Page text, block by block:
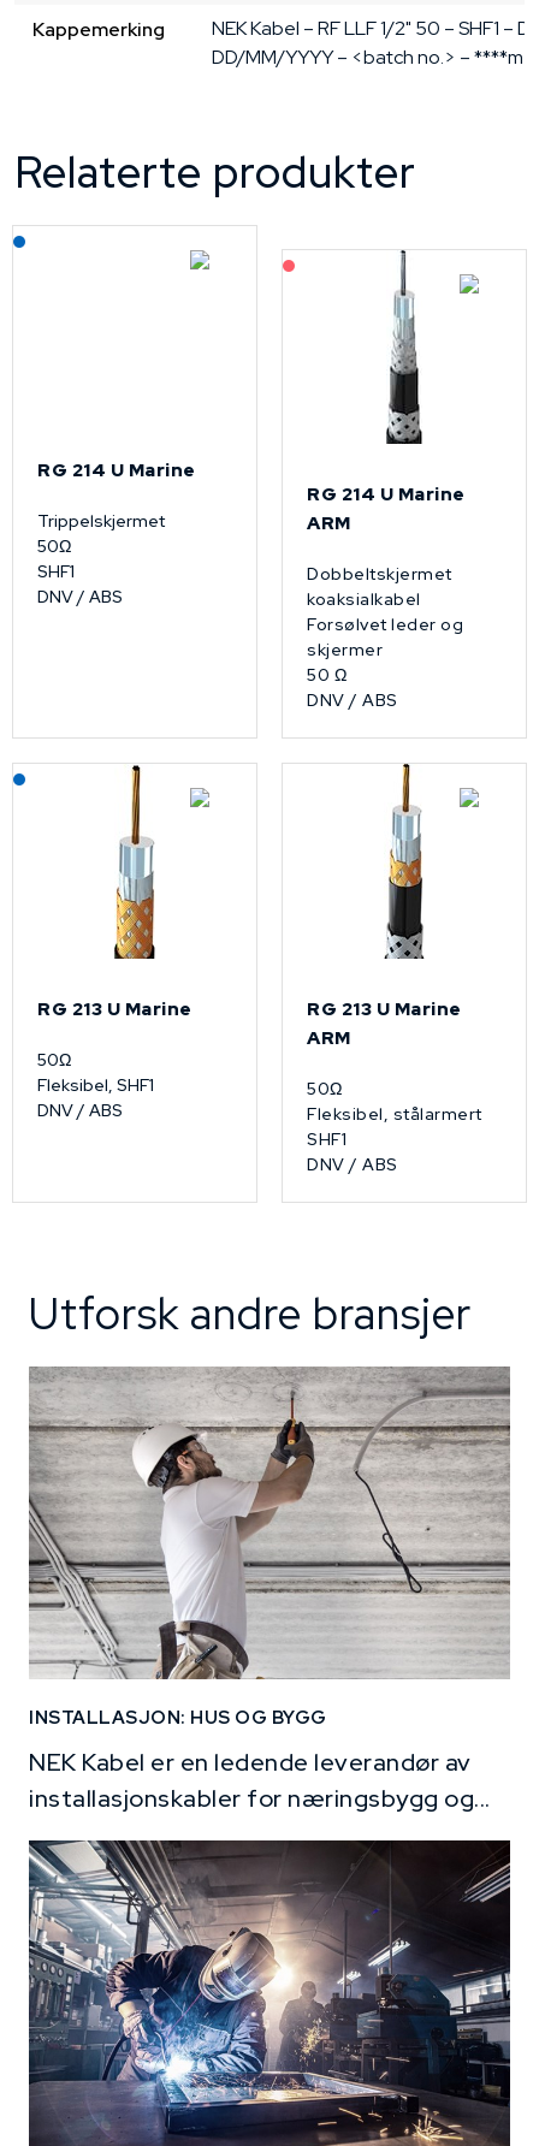
Kappemerking
NEK Kabel – RF LLF 1/2" 50 – SHF1 –
DD/MM/YYYY – <batch no.> – ****m
Relaterte produkter
RG 214 U Marine
Trippelskjermet
50Ω
SHF1
DNV / ABS
På forespørsel
RG 214 U Marine
ARM
Dobbeltskjermet
koaksialkabel
Forsølvet leder og
skjermer
50 Ω
DNV / ABS
Lagerført: NEK Kabel
RG 213 U Marine
50Ω
Fleksibel, SHF1
DNV / ABS
RG 213 U Marine
ARM
50Ω
Fleksibel, stålarmert
SHF1
DNV / ABS
Utforsk andre bransjer
INSTALLASJON: HUS OG BYGG
NEK Kabel er en ledende leverandør av
installasjonskabler for næringsbygg og...